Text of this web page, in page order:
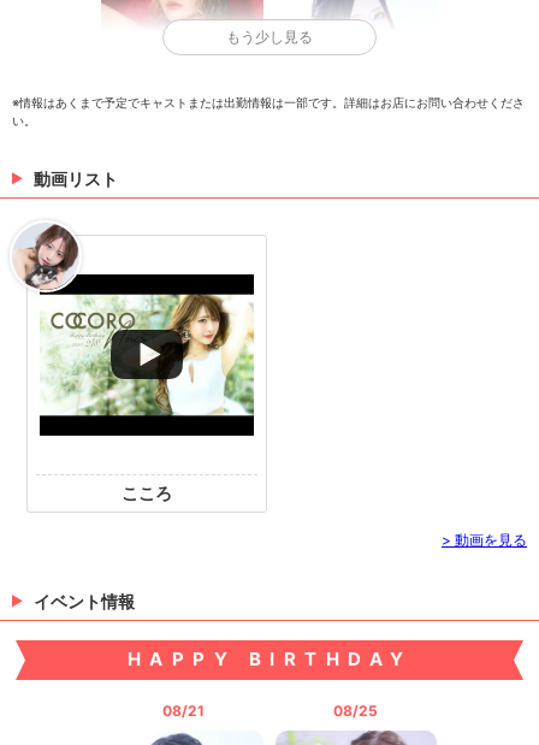
もう少し見る
※情報はあくまで予定でキャストまたは出勤情報は一部です。詳細はお店にお問い合わせくださ
い。
動画リスト
こころ
> 動画を見る
イベント情報
HAPPY BIRTHDAY
08/21 08/25